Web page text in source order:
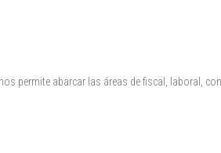
permite abarcar las áreas de fiscal, laboral,